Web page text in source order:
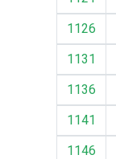
1126
1131
1136
1141
1146